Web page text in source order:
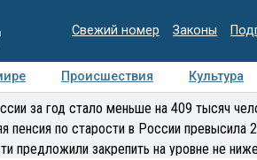
Свежий номер Законы
Происшествия Культура
Медиацентр Интервью
за год стало меньше на 409 тысяч
пенсия по старости в России превысила
предложили закрепить на уровне не